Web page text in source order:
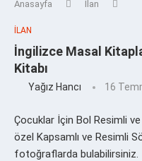
Anasayfa İlan
İLAN
İngilizce Masal
Kitabı
Yağız Hancı 16
Çocuklar İçin Bol Resimli
özel Kapsamlı ve Resimli
fotoğraflarda bulabilirsiniz.